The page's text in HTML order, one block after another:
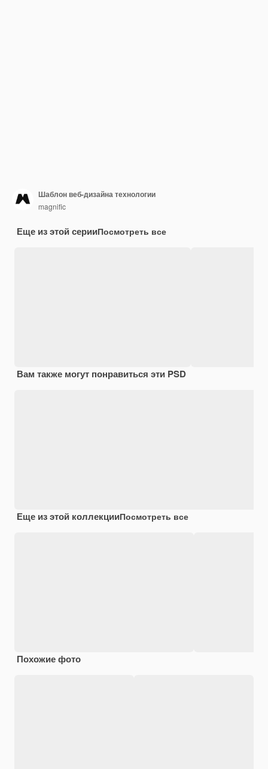
Шаблон веб-дизайна технологии
magnific
Еще из этой серииПосмотреть все
Вам также могут понравиться эти PSD
Еще из этой коллекцииПосмотреть все
Похожие фото